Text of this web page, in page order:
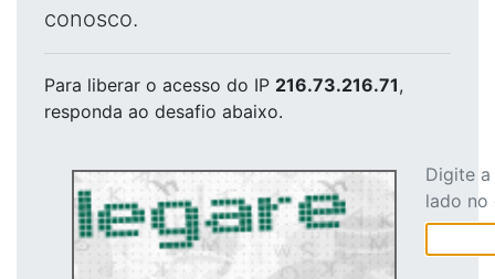
conosco.
Para liberar o acesso do IP 216.73.216.71,
responda ao desafio abaixo.
Digite
lado no